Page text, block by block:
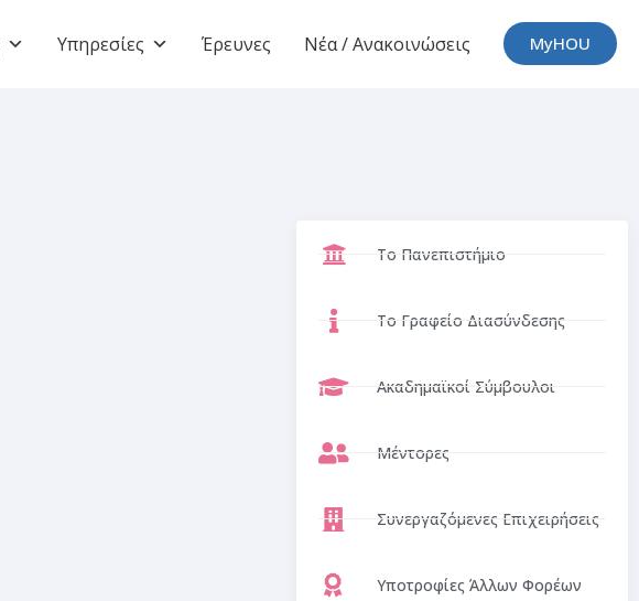
Υπηρεσίες Έρευνες Νέα / Ανακοινώσεις MyHOU
Το Πανεπιστήμιο
Το Γραφείο Διασύνδεσης
Ακαδημαϊκοί Σύμβουλοι
Μέντορες
Συνεργαζόμενες Επιχειρήσεις
Υποτροφίες Άλλων Φορέων